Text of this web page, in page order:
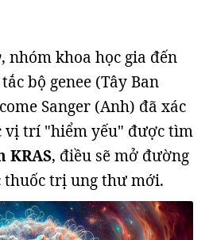
, nhóm khoa học gia đến
bộ genee (Tây Ban
Sanger (Anh) đã xác
vị trí "hiểm yếu" được tìm
KRAS, điều sẽ mở đường
thuốc trị ung thư mới.